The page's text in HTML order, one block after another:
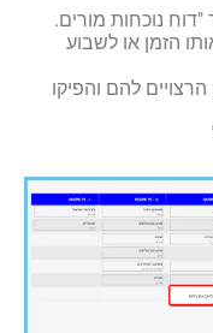
"דוח נוכחות מורים.
הזמן או לשבוע
להם והפיקו